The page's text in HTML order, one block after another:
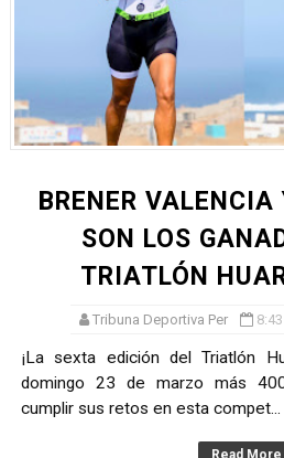
BRENER
SON LOS
TRIATLÓN
Tribuna Deportiva Per
¡La sexta edición del Triatlón
domingo 23 de marzo más
cumplir sus retos en esta compet...
Read More